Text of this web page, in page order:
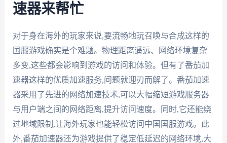
速器来帮忙
对于身在海外的玩家来说,要流畅地玩召唤与合成这样的
国服游戏确实是个难题。物理距离遥远、网络环境复杂
多变,这些都会影响到游戏的访问和体验。但有了番茄加
速器这样的优质加速服务,问题就迎刃而解了。番茄加速
器采用了先进的网络加速技术,可以大幅缩短游戏服务器
与用户端之间的网络距离,提升访问速度。同时,它还能绕
过地域限制,让海外玩家也能轻松访问中国国服游戏。此
外,番茄加速器还为游戏提供了稳定低延迟的网络环境,大